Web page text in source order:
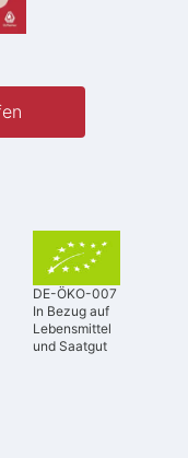
DE-ÖKO-007
In Bezug auf
Lebensmittel
und Saatgut